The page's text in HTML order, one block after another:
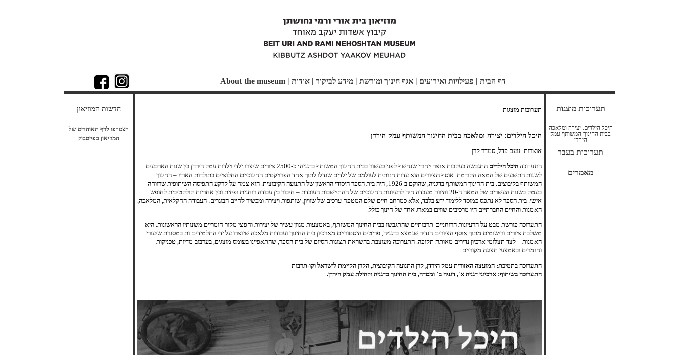
דף הבית | פעילויות ואירועים | אגף חינוך ומורשת | מידע לביקור | אודות |
About the museum
חדשות המוזיאון
הצטרפו לדף האוהדים של
המוזיאון בפייסבוק
תערוכות מוצגות
היכל הילדים: יצירה ומלאכה בבית החינוך המשותף עמק הירדן
אוצרות: נועם פדל, סמדר קרן
התערוכה היכל הילדים
התגבשה בעקבות אוצַַר ייחודי שנחשף לפני כעשור בבית החינוך המשותף בדגניה: כ-2500 ציורים שיצרו ילדי וילדות עמק הירדן בין שנות הארבעים
לשנות התשעים של המאה הקודמת. אוסף הציורים הוא עדות חזותית לעולמם של ילדים שגדלו לתוך אחד הפרויקטים החינוכיים החלוציים בתולדות הארץ – החינוך
המשותף בקיבוצים. בית החינוך המשותף בדגניה, שהוקם ב-1926, היה בית הספר היסודי הראשון של התנועה הקיבוצית. הוא צמח על קרקע התפיסה השיתופית שרווחה
בעמק בשנות העשרים של המאה ה-20 והיווה מעבדה חיה לרעיונות החינוכיים של ההתיישבות העובדת – חיבור בין עבודה רוחנית ופיזית ובין אחריות קולקטיבית לחופש
אישי. בית הספר לא נתפס כמוסד ללימוד ידע בלבד, אלא כמרחב חיים שלם המטפח ערכים של שוויון, שותפות ויצירה ומכשיר לחיים הבוגרים: העבודה החקלאית, המלאכה,
האמנות והחיים החברתיים היו מרכיבים שווים במארג אחד של חינוך כולל.
התערוכה פורשת מבט על הרעיונות הרוחניים-תרבותיים שהתגבשו בבית החינוך המשותף, באמצעות מגוון עשיר של יצירות וחפצי מקור חומריים משנותיו הראשונות. היא
משלבת ציורים ורישומים מתוך אוסף הציורים הנדיר שנמצא בדגניה, פריטים היסטוריים מארכיון בית החינוך ועבודות מלאכה שיוצרו על ידי התלמידים.ות במסגרת שיעורי
האמנות – לצד תצלומי ארכיון נדירים מאותה תקופה. התערוכה מעוצבת בהשראת תצוגות הסיום של בית הספר, שהתאפיינו בעומס מוצגים, בערבוב מדיות, טכניקות
וחומרים ובאמצעי תצוגה מקוריים.
התערוכה בתמיכת: המועצה האזורית עמק הירדן, קרן התנועה הקיבוצית, הקרן הקיימת לישראל וקו-תרבות
התערוכה בשיתוף: ארכיוני דגניה א', דגניה ב' ומסדה, בית החינוך בדגניה וקהילת עמק הירדן.
תערוכות מוצגות
היכל הילדים: יצירה ומלאכה
בבית החינוך המשותף עמק
הירדן
תערוכות בעבר
מאמרים